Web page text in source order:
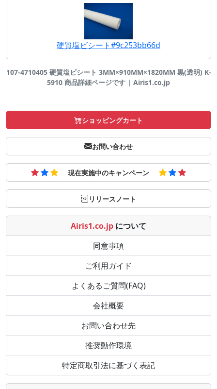
硬質塩ビシート#9c253bb66d
107-4710405 硬質塩ビシート 3MM×910MM×1820MM 黒(透明) K-
5910 商品詳細ページです | Airis1.co.jp
ショッピングカート
お問い合わせ
現在実施中のキャンペーン
リリースノート
Airis1.co.jp について
同意事項
ご利用ガイド
よくあるご質問(FAQ)
会社概要
お問い合わせ先
推奨動作環境
特定商取引法に基づく表記